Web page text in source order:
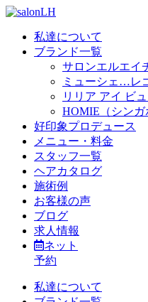
私達について
ブランド一覧
サロンエルエイ
ミューシェ…レ
リリア アイ ビ
HOMIE（シンガ
好印象プロデュース
メニュー・料金
スタッフ一覧
ヘアカタログ
施術例
お客様の声
ブログ
求人情報
ネット
予約
私達について